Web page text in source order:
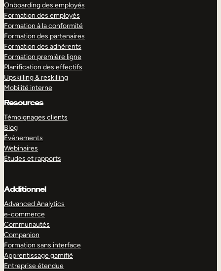
Onboarding des employés
Formation des employés
Formation à la conformité
Formation des partenaires
Formation des adhérents
Formation première ligne
Planification des effectifs
Upskilling & reskilling
Mobilité interne
Resources
Témoignages clients
Blog
Événements
Webinaires
Études et rapports
Additionnel
Advanced Analytics
e-commerce
Communautés
Companion
Formation sans interface
Apprentissage gamifié
Entreprise étendue